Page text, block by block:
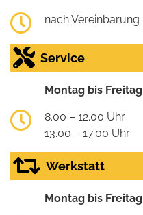
nach Vereinbarung
Service
Montag bis Freitag
8.00 – 12.00 Uhr
13.00 – 17.00 Uhr
Werkstatt
Montag bis Freitag